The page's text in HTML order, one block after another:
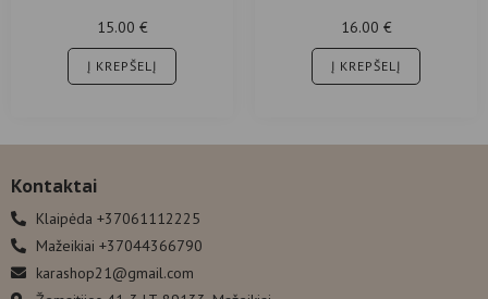
15.00 €
Į KREPŠELĮ
16.00 €
Į KREPŠELĮ
Kontaktai
Klaipėda +37061112225
Mažeikiai +37044366790
karashop21@gmail.com